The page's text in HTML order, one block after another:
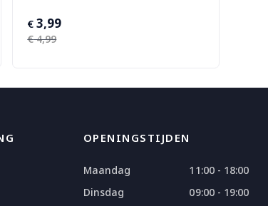
€4,99
Oorspronkelijke
prijs
€ 3,99
Huidige
prijs
OPENINGSTIJDEN
Maandag
11:00 - 18:00
Dinsdag
09:00 - 19:00